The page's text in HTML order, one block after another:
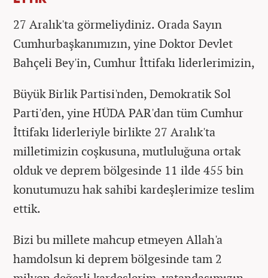
27 Aralık'ta görmeliydiniz. Orada Sayın
Cumhurbaşkanımızın, yine Doktor Devlet
Bahçeli Bey'in, Cumhur İttifakı liderlerimizin,
Büyük Birlik Partisi'nden, Demokratik Sol
Parti'den, yine HÜDA PAR'dan tüm Cumhur
İttifakı liderleriyle birlikte 27 Aralık'ta
milletimizin coşkusuna, mutluluğuna ortak
olduk ve deprem bölgesinde 11 ilde 455 bin
konutumuzu hak sahibi kardeşlerimize teslim
ettik.
Bizi bu millete mahcup etmeyen Allah'a
hamdolsun ki deprem bölgesinde tam 2